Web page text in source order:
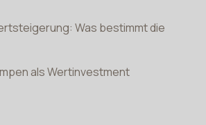
Was bestimmt die
als Wertinvestment